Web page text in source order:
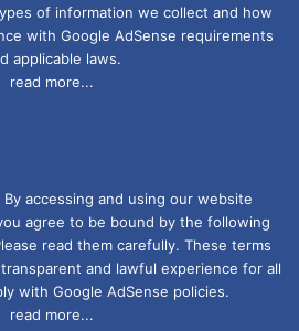
of information we collect and how
with Google AdSense requirements
applicable laws.
read more...
By accessing and using our website
agree to be bound by the following
read them carefully. These terms
and lawful experience for all
with Google AdSense policies.
read more...